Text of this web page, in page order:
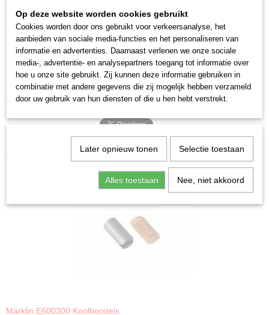
Schaal
H0 (1:87)
Staat
Nieuw
Märklin E236960 / 23696 loopbrug
ketelwagen 4440
Uitverkocht bij Märklin
Ook interessant
Märklin E600300 Koolborstels
Op deze website worden cookies gebruikt
Cookies worden door ons gebruikt voor verkeersanalyse, het
aanbieden van sociale media-functies en het personaliseren van
informatie en advertenties. Daarnaast verlenen we onze sociale
media-, advertentie- en analysepartners toegang tot informatie over
hoe u onze site gebruikt. Zij kunnen deze informatie gebruiken in
combinatie met andere gegevens die zij mogelijk hebben verzameld
door uw gebruik van hun diensten of die u hen hebt verstrekt.
Later opnieuw tonen Selectie toestaan
Alles toestaan Nee, niet akkoord